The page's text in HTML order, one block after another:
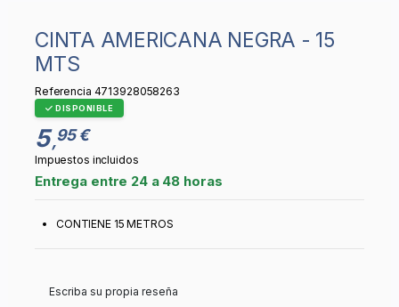
CINTA AMERICANA NEGRA - 15
MTS
Referencia 4713928058263
DISPONIBLE
5,95 €
Impuestos incluidos
Entrega entre 24 a 48 horas
CONTIENE 15 METROS
Escriba su propia reseña